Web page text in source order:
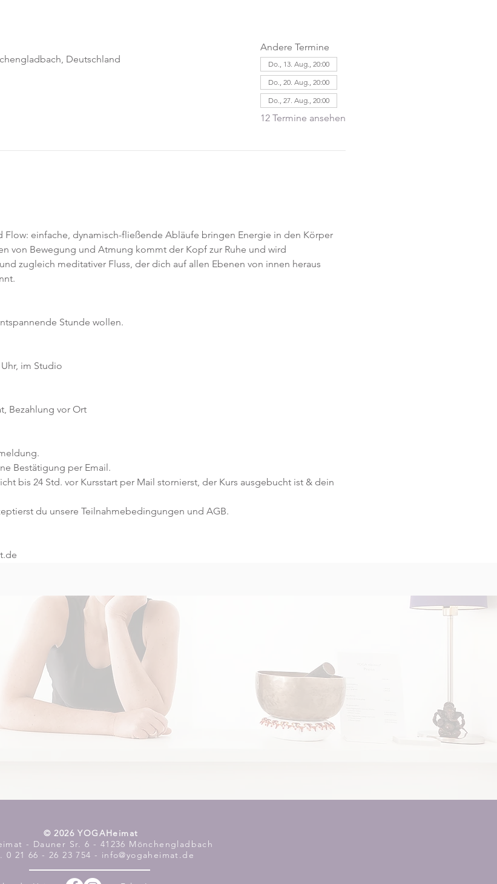
Deutschland
Andere Termine
Do., 13. Aug., 20:00
Do., 20. Aug., 20:00
Do., 27. Aug., 20:00
12 Termine ansehen
Flow: einfache, dynamisch-fließende Abläufe bringen Energie in den Körper
von Bewegung und Atmung kommt der Kopf zur Ruhe und wird
zugleich meditativer Fluss, der dich auf allen Ebenen von innen heraus
Stunde wollen.
im Studio
Bezahlung vor Ort
Bestätigung per Email.
bis 24 Std. vor Kursstart per Mail stornierst, der Kurs ausgebucht ist & dein
du unsere Teilnahmebedingungen und AGB.
​© 2026 YOGAHeimat
- Dauner Sr. 6 - 41236 Mönchengladbach
0 21 66 - 26 23 754 - info@yogaheimat.de